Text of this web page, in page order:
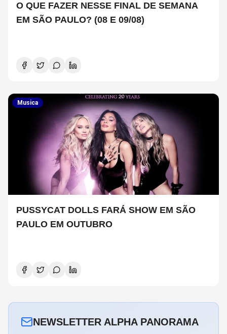
O QUE FAZER NESSE FINAL DE SEMANA
EM SÃO PAULO? (08 E 09/08)
Musica
PUSSYCAT DOLLS FARÁ SHOW EM SÃO
PAULO EM OUTUBRO
NEWSLETTER ALPHA PANORAMA